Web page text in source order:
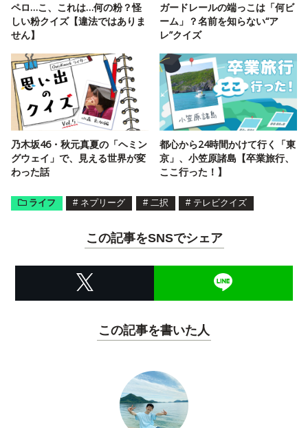
ペロ…こ、これは…何の粉？怪
しい粉クイズ【違法ではありま
せん】
ガードレールの端っこは「何ビ
ーム」？名前を知らない“ア
レ”クイズ
乃木坂46・秋元真夏の「ヘミン
グウェイ」で、見える世界が変
わった話
都心から24時間かけて行く「東
京」、小笠原諸島【卒業旅行、
ここ行った！】
ライフ # ネプリーグ # 二択 # テレビクイズ
この記事をSNSでシェア
この記事を書いた人